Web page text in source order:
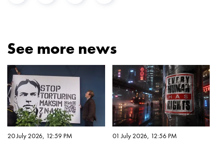
See more news
20 July 2026, 12:59 PM 01 July 2026, 12:56 PM